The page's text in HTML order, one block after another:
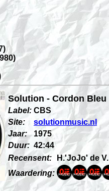
Solution - Cordon Bleu
Label: CBS
Site:
solutionmusic.nl
Jaar:
1975
Duur: 42:44
Recensent:
H.'JoJo' de V.
Waardering: